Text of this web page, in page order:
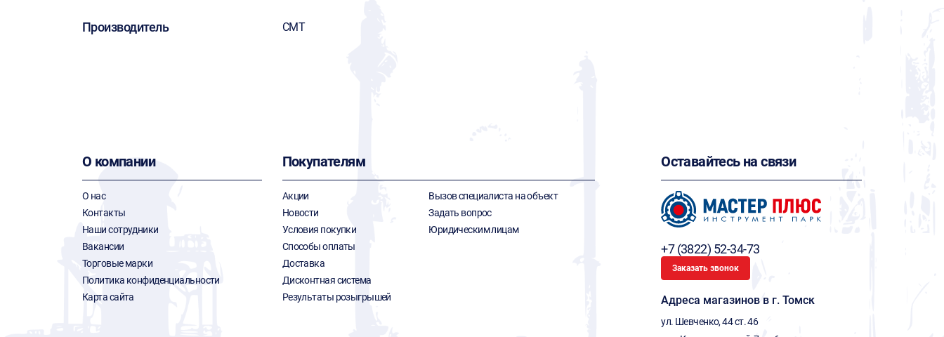
Производитель CMT
О компании
О нас
Контакты
Наши сотрудники
Вакансии
Торговые марки
Политика конфиденциальности
Карта сайта
Покупателям
Акции
Новости
Условия покупки
Способы оплаты
Доставка
Дисконтная система
Результаты розыгрышей
Вызов специалиста на объект
Задать вопрос
Юридическим лицам
Оставайтесь на связи
+7 (3822) 52-34-73
Заказать звонок
Адреса магазинов в г. Томск
ул. Шевченко, 44 ст. 46